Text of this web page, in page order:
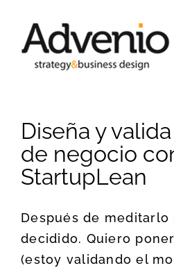
contenido
Diseña y
de negocio
StartupLean
Después de meditarlo
decidido. Quiero
(estoy validando el